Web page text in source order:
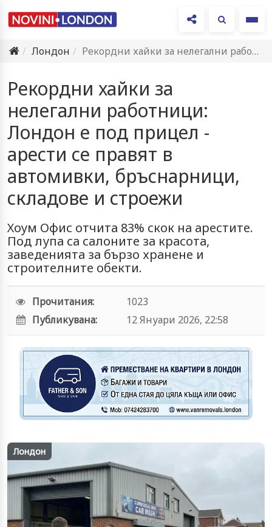
Лондон
Рекордни хайки за нелегални работници: Лондон е под прицел -…
Рекордни хайки за
нелегални работници:
Лондон е под прицел -
арести се правят в
автомивки, бръснарници,
складове и строежи
Хоум Офис отчита 83% скок на арестите.
Под лупа са салоните за красота,
заведенията за бързо хранене и
строителните обекти.
Прочитания:
1023
Публикувана:
12 Януари 2026, 22:58
Лондон